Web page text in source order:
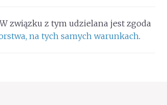
związku z tym udzielana jest zgoda
na tych samych warunkach.